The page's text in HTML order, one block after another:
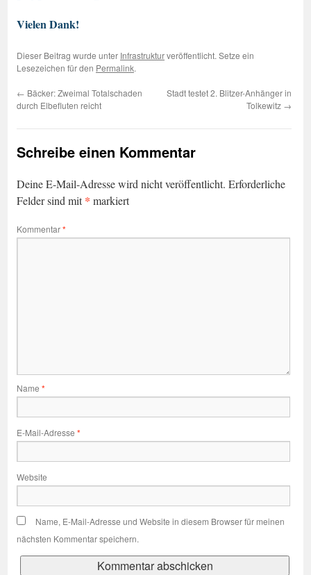
Vielen Dank!
Dieser Beitrag wurde unter Infrastrukturveröffentlicht. Setze ein
Lesezeichen für den Permalink.
← Bäcker: Zweimal Totalschaden
durch Elbefluten reicht
Stadt testet 2. Blitzer-Anhänger in
Tolkewitz →
Schreibe einen Kommentar
Deine E-Mail-Adresse wird nicht veröffentlicht. Erforderliche
Felder sind mit* markiert
Kommentar*
Name *
E-Mail-Adresse *
Website
Name, E-Mail-Adresse und Website in diesem Browser für meinen
nächsten Kommentar speichern.